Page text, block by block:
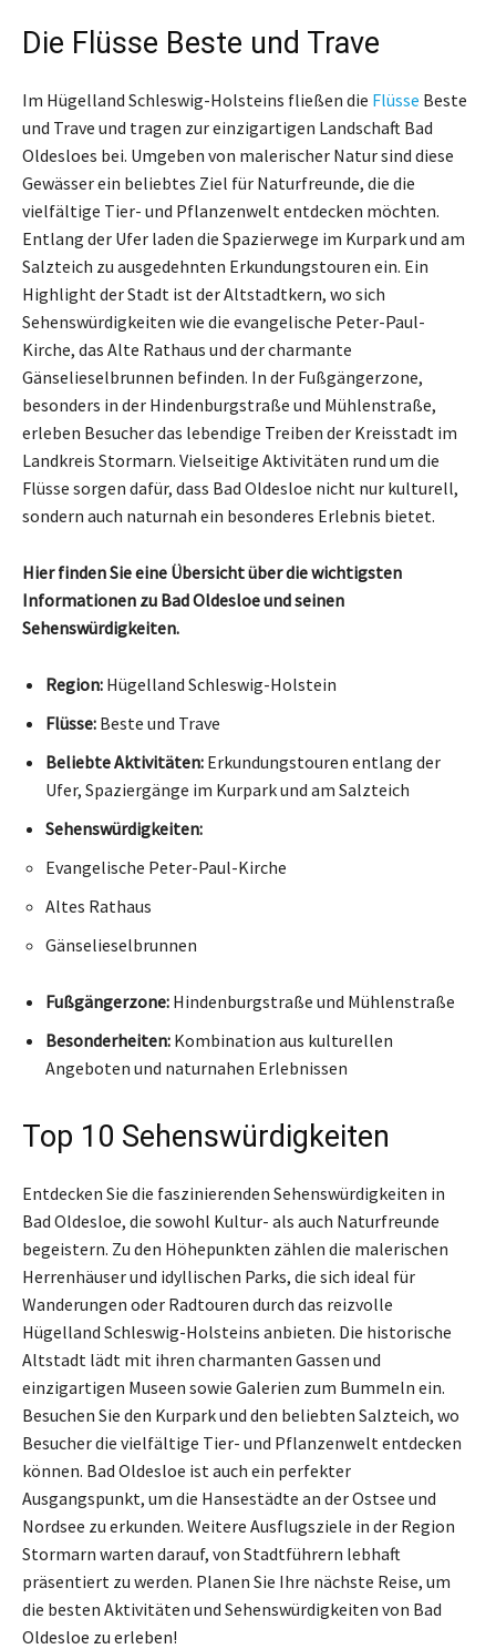
Die Flüsse Beste und Trave
Im Hügelland Schleswig-Holsteins fließen die Flüsse Beste
und Trave und tragen zur einzigartigen Landschaft Bad
Oldesloes bei. Umgeben von malerischer Natur sind diese
Gewässer ein beliebtes Ziel für Naturfreunde, die die
vielfältige Tier- und Pflanzenwelt entdecken möchten.
Entlang der Ufer laden die Spazierwege im Kurpark und am
Salzteich zu ausgedehnten Erkundungstouren ein. Ein
Highlight der Stadt ist der Altstadtkern, wo sich
Sehenswürdigkeiten wie die evangelische Peter-Paul-
Kirche, das Alte Rathaus und der charmante
Gänselieselbrunnen befinden. In der Fußgängerzone,
besonders in der Hindenburgstraße und Mühlenstraße,
erleben Besucher das lebendige Treiben der Kreisstadt im
Landkreis Stormarn. Vielseitige Aktivitäten rund um die
Flüsse sorgen dafür, dass Bad Oldesloe nicht nur kulturell,
sondern auch naturnah ein besonderes Erlebnis bietet.
Hier finden Sie eine Übersicht über die wichtigsten
Informationen zu Bad Oldesloe und seinen
Sehenswürdigkeiten.
Region: Hügelland Schleswig-Holstein
Flüsse: Beste und Trave
Beliebte Aktivitäten: Erkundungstouren entlang der
Ufer, Spaziergänge im Kurpark und am Salzteich
Sehenswürdigkeiten:
Evangelische Peter-Paul-Kirche
Altes Rathaus
Gänselieselbrunnen
Fußgängerzone: Hindenburgstraße und Mühlenstraße
Besonderheiten: Kombination aus kulturellen
Angeboten und naturnahen Erlebnissen
Top 10 Sehenswürdigkeiten
Entdecken Sie die faszinierenden Sehenswürdigkeiten in
Bad Oldesloe, die sowohl Kultur- als auch Naturfreunde
begeistern. Zu den Höhepunkten zählen die malerischen
Herrenhäuser und idyllischen Parks, die sich ideal für
Wanderungen oder Radtouren durch das reizvolle
Hügelland Schleswig-Holsteins anbieten. Die historische
Altstadt lädt mit ihren charmanten Gassen und
einzigartigen Museen sowie Galerien zum Bummeln ein.
Besuchen Sie den Kurpark und den beliebten Salzteich, wo
Besucher die vielfältige Tier- und Pflanzenwelt entdecken
können. Bad Oldesloe ist auch ein perfekter
Ausgangspunkt, um die Hansestädte an der Ostsee und
Nordsee zu erkunden. Weitere Ausflugsziele in der Region
Stormarn warten darauf, von Stadtführern lebhaft
präsentiert zu werden. Planen Sie Ihre nächste Reise, um
die besten Aktivitäten und Sehenswürdigkeiten von Bad
Oldesloe zu erleben!